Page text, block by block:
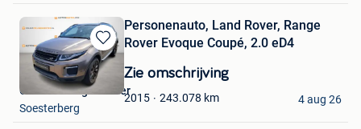
Bewaren
in
Mijn
Favorieten
Personenauto, Land Rover, Range
Rover Evoque Coupé, 2.0 eD4
Zie omschrijving
2015 243.078 km
Onlineveilingmeester
Soesterberg
4 aug 26